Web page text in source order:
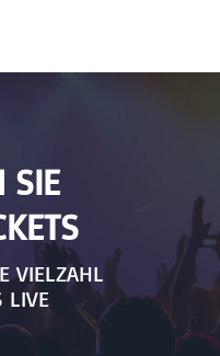
SIE
VIELZAHL
LIVE